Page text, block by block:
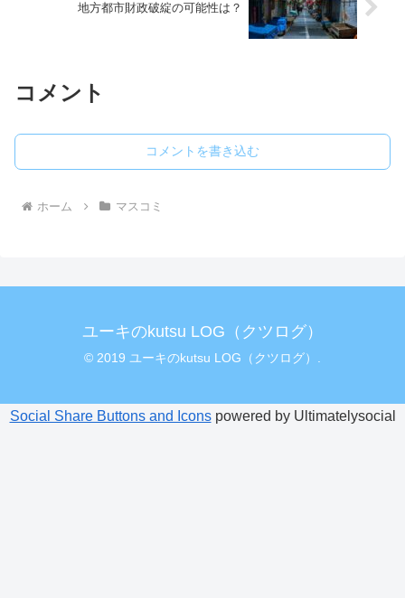
地方都市財政破綻の可能性は？
コメント
コメントを書き込む
ホーム マスコミ
ユーキのkutsu LOG（クツログ）
© 2019 ユーキのkutsu LOG（クツログ）.
Social Share Buttons and Iconspowered by Ultimatelysocial